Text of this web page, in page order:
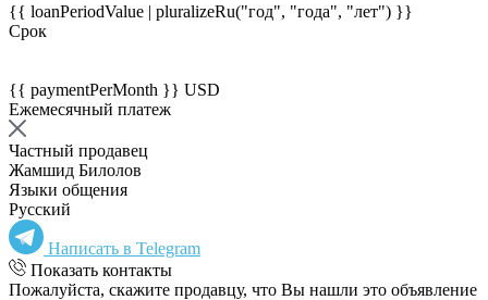
{{ loanPeriodValue | pluralizeRu("год", "года", "лет") }}
Срок
{{ paymentPerMonth }} USD
Ежемесячный платеж
Частный продавец
Жамшид Билолов
Языки общения
Русский
Написать в Telegram
Показать контакты
Пожалуйста, скажите продавцу, что Вы нашли это объявление